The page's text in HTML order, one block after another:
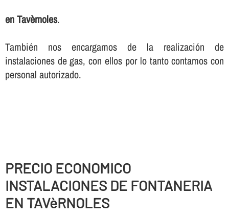
en Tavèrnoles.
También nos encargamos de la realización de
instalaciones de gas, con ellos por lo tanto contamos con
personal autorizado.
PRECIO ECONOMICO
INSTALACIONES DE FONTANERIA
EN TAVèRNOLES